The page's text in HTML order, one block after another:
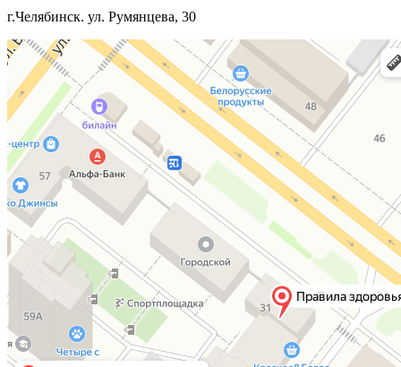
г.Челябинск. ул. Румянцева, 30